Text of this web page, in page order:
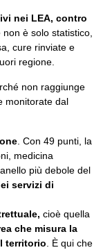
nei LEA, contro
è solo statistico,
cure rinviate e
regione.
non raggiunge
monitorate dal
. Con 49 punti, la
medicina
più debole del
servizi di
cioè quella
che misura la
territorio . È qui che